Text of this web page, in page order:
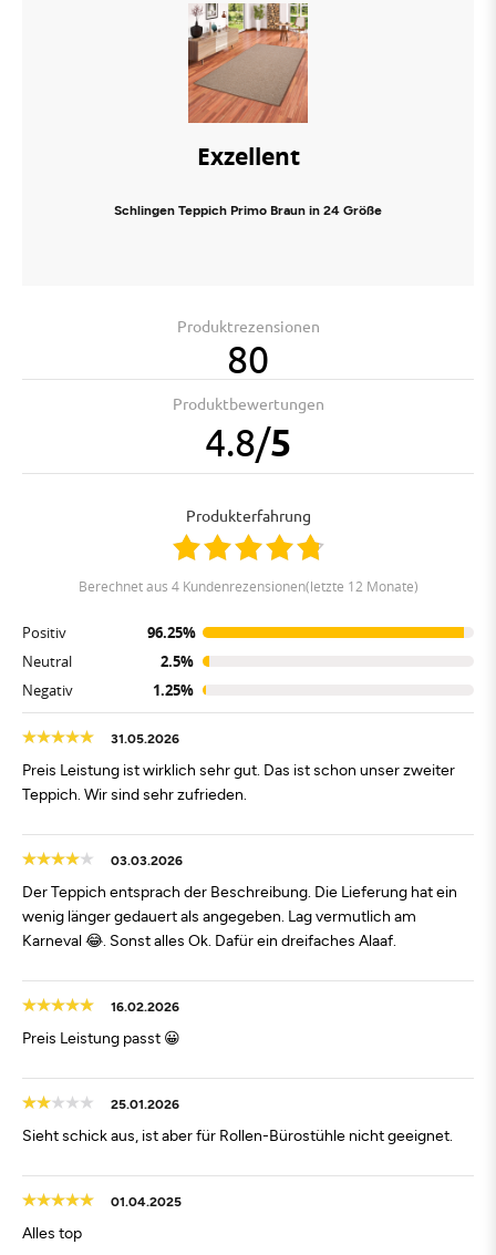
Exzellent
Schlingen Teppich Primo Braun in 24 Größe
Produktrezensionen
80
Produktbewertungen
4.8/5
Produkterfahrung
berechnet aus 4 Kundenrezensionen(letzte 12 Monate)
Positiv
96.25%
Neutral
2.5%
Negativ
1.25%
31.05.2026
Preis Leistung ist wirklich sehr gut. Das ist schon unser zweiter
Teppich. Wir sind sehr zufrieden.
03.03.2026
Der Teppich entsprach der Beschreibung. Die Lieferung hat ein
wenig länger gedauert als angegeben. Lag vermutlich am
Karneval 😂. Sonst alles Ok. Dafür ein dreifaches Alaaf.
16.02.2026
Preis Leistung passt 😀
25.01.2026
Sieht schick aus, ist aber für Rollen-Bürostühle nicht geeignet.
01.04.2025
Alles top